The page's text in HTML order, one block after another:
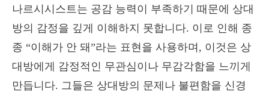
나르시시스트는 공감 능력이 부족하기 때문에 상대
방의 감정을 깊게 이해하지 못합니다. 이로 인해 종
종 “이해가 안 돼”라는 표현을 사용하며, 이것은 상
대방에게 감정적인 무관심이나 무감각함을 느끼게
만듭니다. 그들은 상대방의 문제나 불편함을 신경